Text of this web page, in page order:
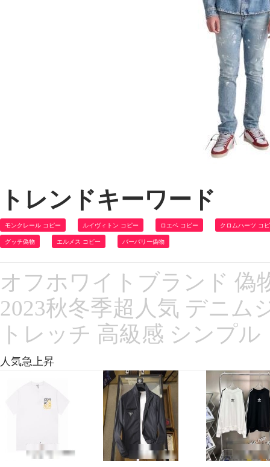
トレンドキーワード
モンクレール コピー ルイヴィトン コピー ロエベ コピー クロムハーツ コ
グッチ偽物 エルメス コピー バーバリー偽物
オフホワイトブランド 偽
2023秋冬季超人気 デニム
トレッチ 高級感 シンプル
人気急上昇